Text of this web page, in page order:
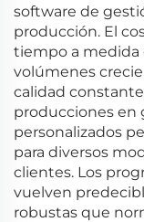
software de
producción. El
tiempo a medida
volúmenes
calidad
producciones en
personalizados
para diversos
clientes. Los
vuelven
robustas que